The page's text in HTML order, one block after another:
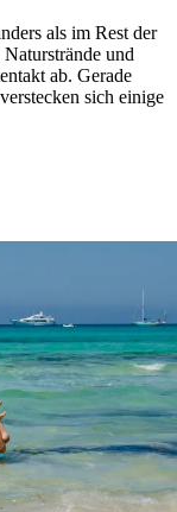
als im Rest der
und
ab. Gerade
sich einige